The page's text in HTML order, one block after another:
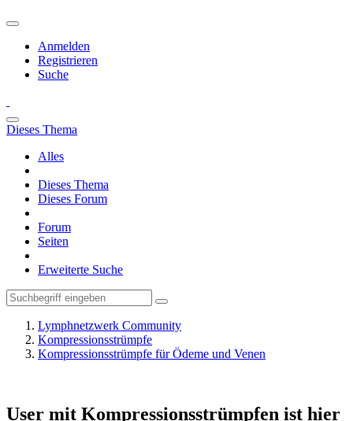
Anmelden
Registrieren
Suche
Dieses Thema
Alles
Dieses Thema
Dieses Forum
Forum
Seiten
Erweiterte Suche
Lymphnetzwerk Community
Kompressionsstrümpfe
Kompressionsstrümpfe für Ödeme und Venen
User mit Kompressionsstrümpfen ist hier